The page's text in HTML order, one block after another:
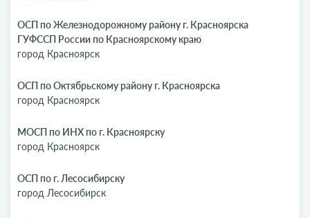
ОСП по Железнодорожному району г. Красноярска
ГУФССП России по Красноярскому краю
город Красноярск
ОСП по Октябрьскому району г. Красноярска
город Красноярск
МОСП по ИНХ по г. Красноярску
город Красноярск
ОСП по г. Лесосибирску
город Лесосибирск